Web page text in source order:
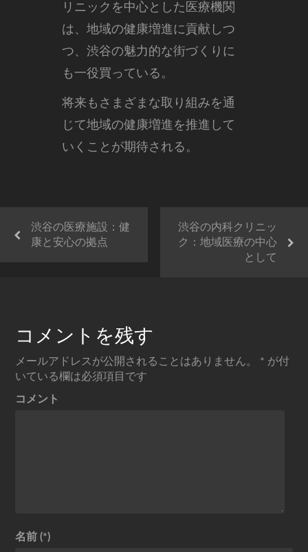
リニックを中心とした医療機関
は、地域の健康増進に貢献しつ
つ、渋谷の魅力的な街づくりに
も一役買っている。
将来もさまざまな取り組みを通
じて地域の健康増進を推進して
いくことが期待される。
渋谷の医療施設：健
康と安心の拠点
渋谷の内科クリニッ
ク：地域医療の中心
として
コメントを残す
メールアドレスが公開されることはありません。 * が付
いている欄は必須項目です
コメント
名前 (*)